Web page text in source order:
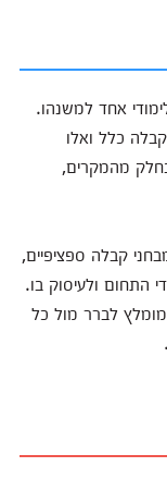
אחד למשנהו.
כלל ואלו
מהמקרים,
קבלה ספציפיים,
התחום ולעיסוק בו.
לברר מול כל